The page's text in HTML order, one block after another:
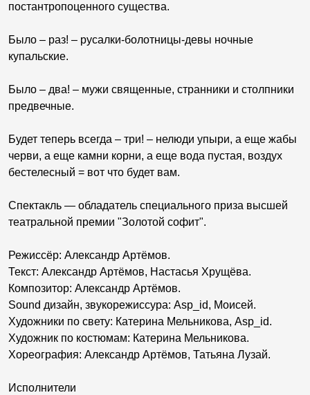
постантропоценного существа.
Было – раз! – русалки-болотницы-девы ночные
купальские.
Было – два! – мужи священные, странники и столпники
предвечные.
Будет теперь всегда – три! – нелюди упыри, а еще жабы
черви, а еще камни корни, а еще вода пустая, воздух
бестелесный = вот что будет вам.
Спектакль — обладатель специального приза высшей
театральной премии "Золотой софит".
Режиссёр: Александр Артёмов.
Текст: Александр Артёмов, Настасья Хрущёва.
Композитор: Александр Артёмов.
Sound дизайн, звукорежиссура: Asp_id, Моисей.
Художники по свету: Катерина Мельникова, Asp_id.
Художник по костюмам: Катерина Мельникова.
Хореография: Александр Артёмов, Татьяна Лузай.
Исполнители